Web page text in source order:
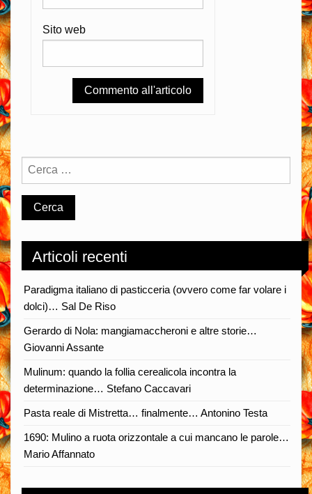
Sito web
Articoli recenti
Paradigma italiano di pasticceria (ovvero come far volare i
dolci)… Sal De Riso
Gerardo di Nola: mangiamaccheroni e altre storie…
Giovanni Assante
Mulinum: quando la follia cerealicola incontra la
determinazione… Stefano Caccavari
Pasta reale di Mistretta… finalmente… Antonino Testa
1690: Mulino a ruota orizzontale a cui mancano le parole…
Mario Affannato